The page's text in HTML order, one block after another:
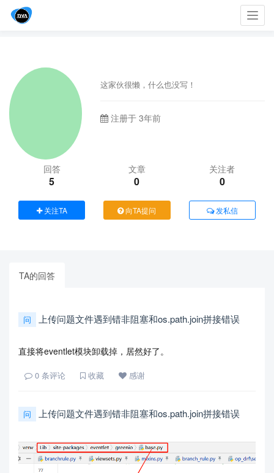
这家伙很懒，什么也没写！
注册于 3年前
回答
5
文章
0
关注者
0
关注TA 向TA提问 发私信
TA的回答
问 上传问题文件遇到错非阻塞和os.path.join拼接错误
直接将eventlet模块卸载掉，居然好了。
0 条评论 收藏 感谢
问 上传问题文件遇到错非阻塞和os.path.join拼接错误